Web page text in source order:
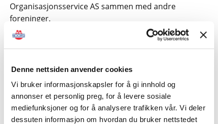
Denne nettsiden anvender cookies
Vi bruker informasjonskapsler for å gi innhold og
annonser et personlig preg, for å levere sosiale
mediefunksjoner og for å analysere trafikken vår. Vi deler
dessuten informasjon om hvordan du bruker nettstedet
Organisasjonsservice AS sammen med andre
foreninger.
I hovedsak så er det fire fagområder innen Norsk
Dette er
NOORSI Skolen
Sekretariatet
Produksjon og utsendelse av materiell
Salg og support på IT systemer.